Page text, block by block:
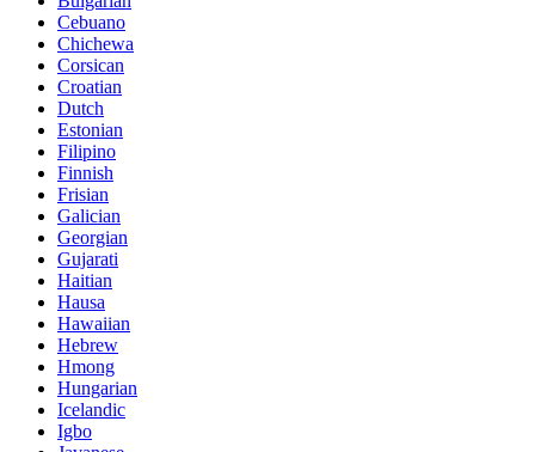
Cebuano
Chichewa
Corsican
Croatian
Dutch
Estonian
Filipino
Finnish
Frisian
Galician
Georgian
Gujarati
Haitian
Hausa
Hawaiian
Hebrew
Hmong
Hungarian
Icelandic
Igbo